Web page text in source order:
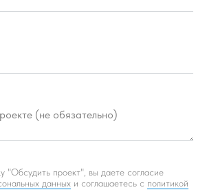
(не обязательно)
"Обсудить проект", вы даете согласие
данных и соглашаетесь c политикой